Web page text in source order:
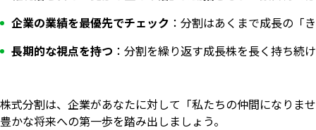
企業の業績を最優先でチェック ：分割はあくまで成長の「
長期的な視点を持つ ：分割を繰り返す成長株を長く持ち続
株式分割は、企業があなたに対して「私たちの仲間になりま
豊かな将来への第一歩を踏み出しましょう。